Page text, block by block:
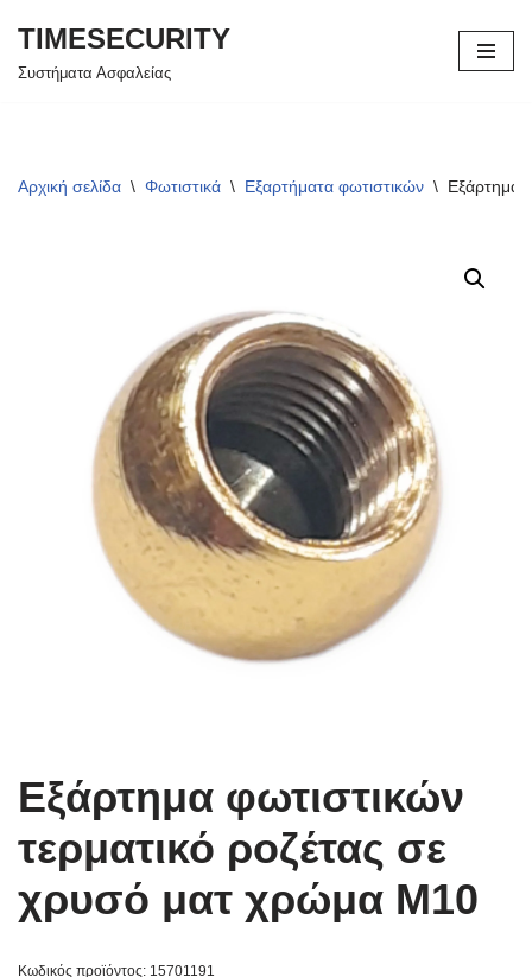
Μεταπηδήστε
TIMESECURITY
Συστήματα Ασφαλείας
Αρχική σελίδα \ Φωτιστικά \ Εξαρτήματα φωτιστικών \ Εξάρτημα
Εξάρτημα φωτιστικών
τερματικό ροζέτας σε
χρυσό ματ χρώμα Μ10
Κωδικός προϊόντος: 15701191